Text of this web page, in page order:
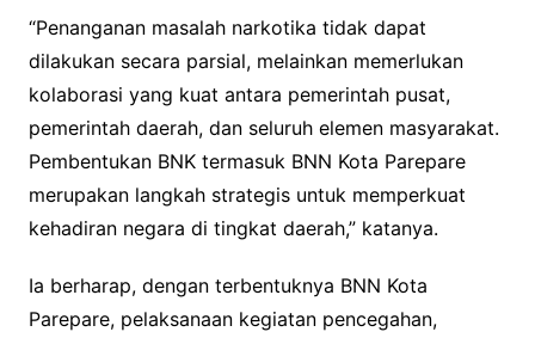
“Penanganan masalah narkotika tidak dapat
dilakukan secara parsial, melainkan memerlukan
kolaborasi yang kuat antara pemerintah pusat,
pemerintah daerah, dan seluruh elemen masyarakat.
Pembentukan BNK termasuk BNN Kota Parepare
merupakan langkah strategis untuk memperkuat
kehadiran negara di tingkat daerah,” katanya.
Ia berharap, dengan terbentuknya BNN Kota
Parepare, pelaksanaan kegiatan pencegahan,